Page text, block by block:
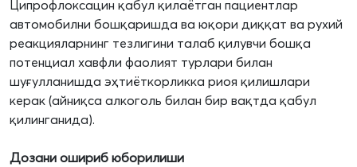
Ципрофлоксацин қабул қилаётган пациентлар
автомобилни бошқаришда ва юқори диққат ва рухий
реакцияларнинг тезлигини талаб қилувчи бошқа
потенциал хавфли фаолият турлари билан
шуғулланишда эҳтиёткорликка риоя қилишлари
керак (айниқса алкоголь билан бир вақтда қабул
қилинганида).
Дозани ошириб юборилиши